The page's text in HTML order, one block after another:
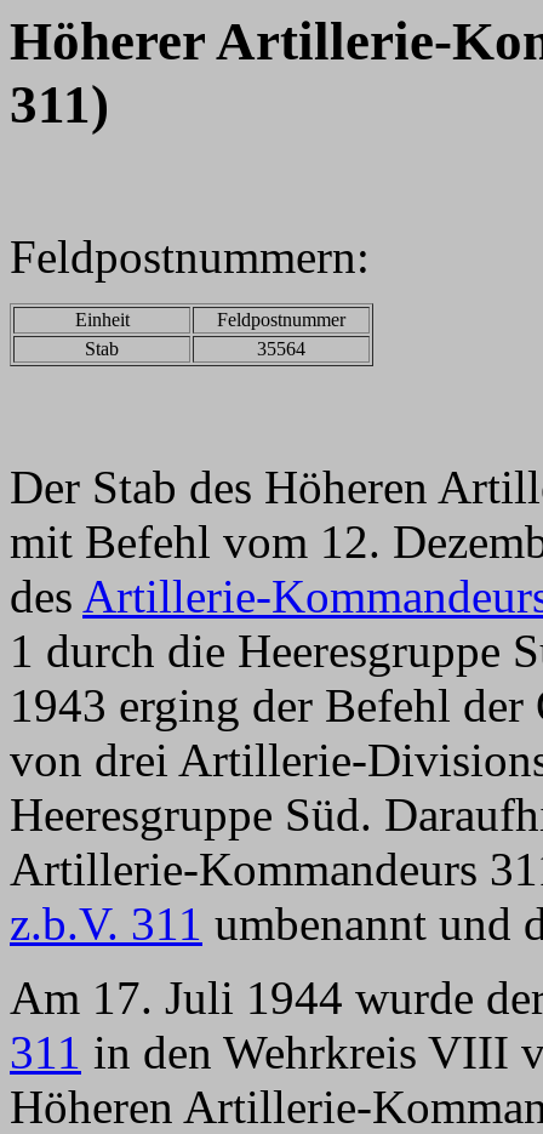
Höherer Artillerie-
311)
Feldpostnummern:
Einheit
Feldpostnummer
Stab
35564
Der Stab des Höheren
mit Befehl vom 12.
des Artillerie-
1 durch die Heeresgruppe
1943 erging der Befehl
von drei Artillerie-
Heeresgruppe Süd.
Artillerie-Kommandeurs
z.b.V. 311 umbenannt und
Am 17. Juli 1944 wurde
311 in den Wehrkreis VIII
Höheren Artillerie-